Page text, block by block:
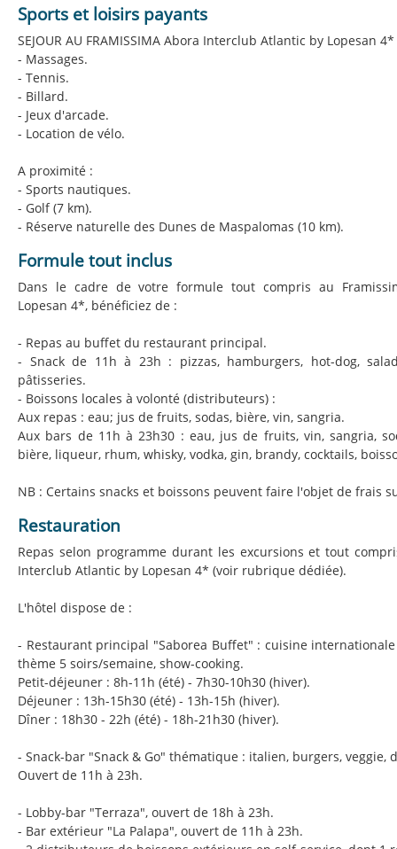
Sports et loisirs payants
SEJOUR AU FRAMISSIMA Abora Interclub Atlantic by Lopesan 4*
- Massages.
- Tennis.
- Billard.
- Jeux d'arcade.
- Location de vélo.
A proximité :
- Sports nautiques.
- Golf (7 km).
- Réserve naturelle des Dunes de Maspalomas (10 km).
Formule tout inclus
Dans le cadre de votre formule tout compris au
Lopesan 4*, bénéficiez de :
- Repas au buffet du restaurant principal.
- Snack de 11h à 23h : pizzas, hamburgers, hot-dog,
pâtisseries.
- Boissons locales à volonté (distributeurs) :
Aux repas : eau; jus de fruits, sodas, bière, vin, sangria.
Aux bars de 11h à 23h30 : eau, jus de fruits, vin, sangria,
bière, liqueur, rhum, whisky, vodka, gin, brandy, cocktails,
NB : Certains snacks et boissons peuvent faire l'objet de frais
Restauration
Repas selon programme durant les excursions et tout
Interclub Atlantic by Lopesan 4* (voir rubrique dédiée).
L'hôtel dispose de :
- Restaurant principal "Saborea Buffet" : cuisine
thème 5 soirs/semaine, show-cooking.
Petit-déjeuner : 8h-11h (été) - 7h30-10h30 (hiver).
Déjeuner : 13h-15h30 (été) - 13h-15h (hiver).
Dîner : 18h30 - 22h (été) - 18h-21h30 (hiver).
- Snack-bar "Snack & Go" thématique : italien, burgers, veggie,
Ouvert de 11h à 23h.
- Lobby-bar "Terraza", ouvert de 18h à 23h.
- Bar extérieur "La Palapa", ouvert de 11h à 23h.